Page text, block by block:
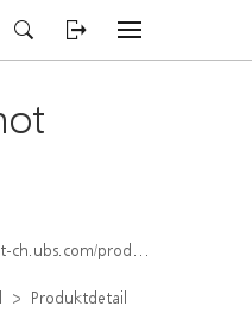
detail/index/isin/CH1570491097
Produktdetail